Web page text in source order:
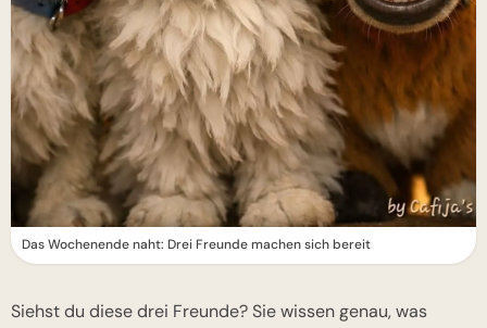
Das Wochenende naht: Drei Freunde machen sich bereit
Siehst du diese drei Freunde? Sie wissen genau, was